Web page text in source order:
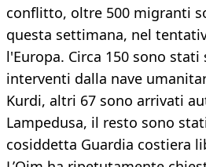
conflitto, oltre 500 migranti
questa settimana, nel
l'Europa. Circa 150 sono
interventi dalla nave
Kurdi, altri 67 sono arrivati
Lampedusa, il resto sono
cosiddetta Guardia costiera